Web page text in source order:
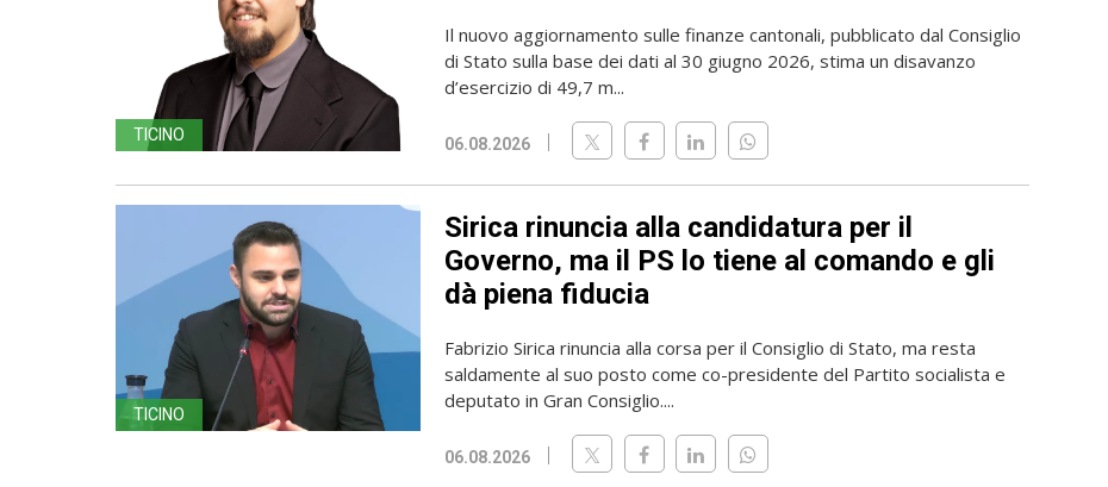
TICINO
Il nuovo aggiornamento sulle finanze cantonali, pubblicato dal Consiglio
di Stato sulla base dei dati al 30 giugno 2026, stima un disavanzo
d’esercizio di 49,7 m...
06.08.2026
TICINO
Sirica rinuncia alla candidatura per il
Governo, ma il PS lo tiene al comando e gli
dà piena fiducia
Fabrizio Sirica rinuncia alla corsa per il Consiglio di Stato, ma resta
saldamente al suo posto come co-presidente del Partito socialista e
deputato in Gran Consiglio....
06.08.2026